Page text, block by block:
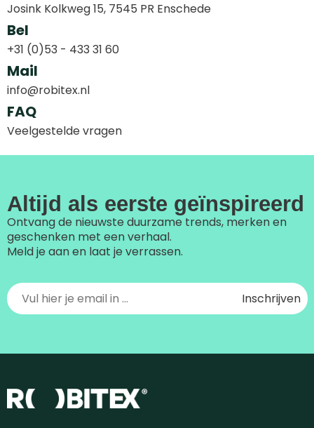
Josink Kolkweg 15, 7545 PR Enschede
Bel
+31 (0)53 - 433 31 60
Mail
info@robitex.nl
FAQ
Veelgestelde vragen
Altijd als eerste geïnspireerd
Ontvang de nieuwste duurzame trends, merken en
geschenken met een verhaal.
Meld je aan en laat je verrassen.